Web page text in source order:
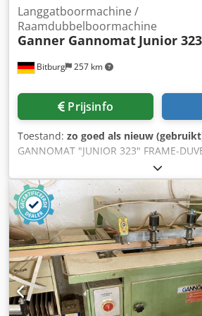
Bitburg 257 km
Langgatboormachine /
Raamdubbelboormachine
Ganner Gannomat Junior 323
Prijsinfo
Toestand: zo goed als nieuw
GANNOMAT "JUNIOR 323" FRAME-
LANGGATBOORMACHINE compleet
volgens prijslijst 01/22/D met: -
voor spantangen ER 40 Ø 3-26 mm.
10 / 13 / 16 / 20 - Motor 1,5 kW, 2800
instelling via digitaal telwerk -
pneumatisch (0-100 mm) - Maximale
Precisie-rasterrail in 12 mm raster met:
Middenvergrendeling en
pneumatische veiligheidsspancilinders
aanslagsysteem bestaande uit: 1